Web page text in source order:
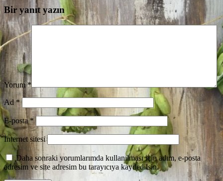
Bir yanıt yazın
Yorum*
Ad*
E-posta*
İnternet sitesi
Daha sonraki yorumlarımda kullanılması için adım, e-posta
adresim ve site adresim bu tarayıcıya kaydedilsin.